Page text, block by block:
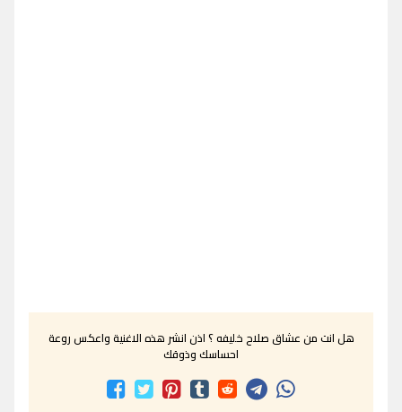
هل انت من عشاق صلاح خليفه ؟ اذن انشر هذه الاغنية واعكس روعة
احساسك وذوقك